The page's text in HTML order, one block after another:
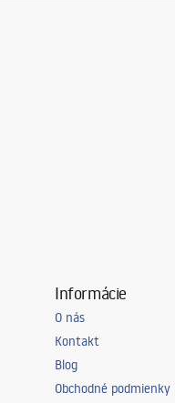
Informácie
O nás
Kontakt
Blog
Obchodné podmienky